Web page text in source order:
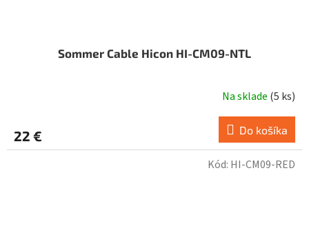
Sommer Cable Hicon HI-CM09-NTL
Na sklade (5 ks)
22 € Do košíka
Kód: HI-CM09-RED